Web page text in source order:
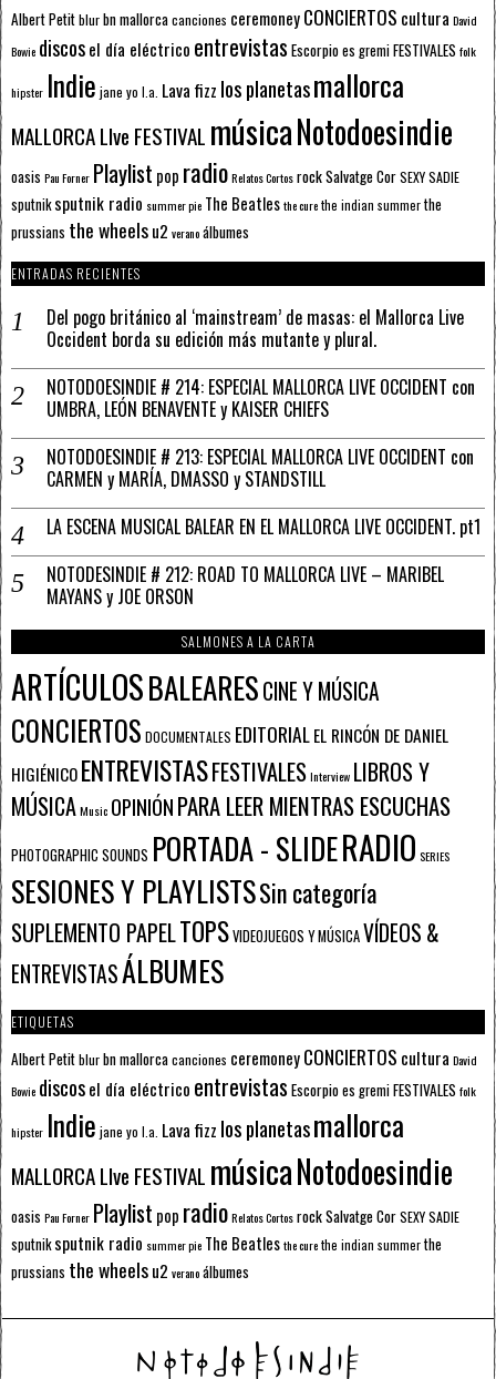
Albert Petitblurbn mallorcacanciones ceremoneyCONCIERTOS cultura David
Bowie discosel día eléctrico entrevistas Escorpioes gremiFESTIVALES folk
hipster Indie jane yo l.a. Lava fizz los planetasmallorca
MALLORCA LIve FESTIVAL músicaNotodoesindie
oasis Pau Forner Playlist pop radioRelatos CortosrockSalvatge CorSEXY SADIE
sputnik sputnik radio summer pie The Beatlesthe curethe indian summerthe
prussians the wheelsu2 veranoálbumes
ENTRADAS RECIENTES
Del pogo británico al ‘mainstream’ de masas: el Mallorca Live
Occident borda su edición más mutante y plural.
NOTODOESINDIE # 214: ESPECIAL MALLORCA LIVE OCCIDENT con
UMBRA, LEÓN BENAVENTE y KAISER CHIEFS
NOTODOESINDIE # 213: ESPECIAL MALLORCA LIVE OCCIDENT con
CARMEN y MARÍA, DMASSO y STANDSTILL
LA ESCENA MUSICAL BALEAR EN EL MALLORCA LIVE OCCIDENT. pt1
NOTODESINDIE # 212: ROAD TO MALLORCA LIVE – MARIBEL
MAYANS y JOE ORSON
SALMONES A LA CARTA
ARTÍCULOSBALEARESCINE Y MÚSICA
CONCIERTOS DOCUMENTALES EDITORIALEL RINCÓN DE DANIEL
HIGIÉNICOENTREVISTASFESTIVALESInterview LIBROS Y
MÚSICAMusic OPINIÓNPARA LEER MIENTRAS ESCUCHAS
PHOTOGRAPHIC SOUNDS PORTADA - SLIDERADIO SERIES
SESIONES Y PLAYLISTSSin categoría
SUPLEMENTO PAPELTOPSVIDEOJUEGOS Y MÚSICAVÍDEOS &
ENTREVISTASÁLBUMES
ETIQUETAS
Albert Petitblurbn mallorcacanciones ceremoneyCONCIERTOS cultura David
Bowie discosel día eléctrico entrevistas Escorpioes gremiFESTIVALES folk
hipster Indie jane yo l.a. Lava fizz los planetasmallorca
MALLORCA LIve FESTIVAL músicaNotodoesindie
oasis Pau Forner Playlist pop radioRelatos CortosrockSalvatge CorSEXY SADIE
sputnik sputnik radio summer pie The Beatlesthe curethe indian summerthe
prussians the wheelsu2 veranoálbumes